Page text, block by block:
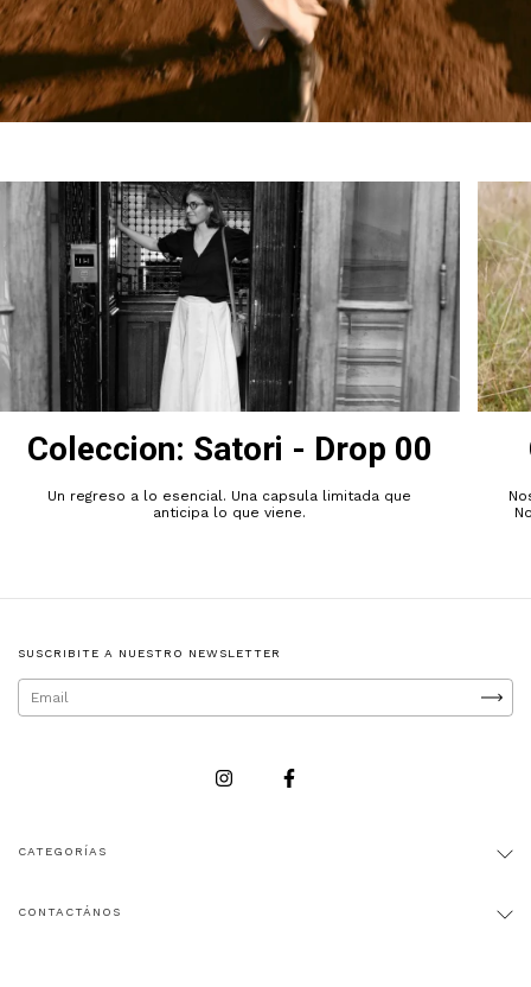
Coleccion: Satori - Drop 00
Un regreso a lo esencial. Una capsula limitada que
anticipa lo que viene.
SUSCRIBITE A NUESTRO NEWSLETTER
CATEGORÍAS
CONTACTÁNOS